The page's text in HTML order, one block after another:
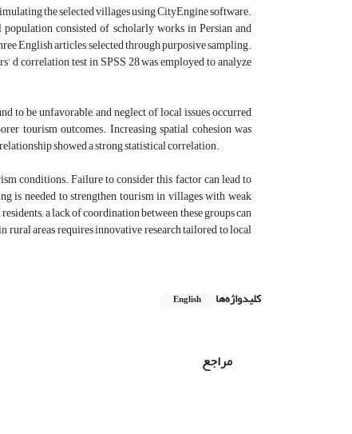
the selected villages using CityEngine software.
consisted of scholarly works in Persian and
English articles, selected through purposive sampling.
d correlation test in SPSS 28 was employed to analyze
to be unfavorable, and neglect of local issues occurred
tourism outcomes. Increasing spatial cohesion was
showed a strong statistical correlation.
conditions. Failure to consider this factor can lead to
is needed to strengthen tourism in villages with weak
a lack of coordination between these groups can
areas requires innovative research tailored to local
کلیدواژه‌ها English
مراجع